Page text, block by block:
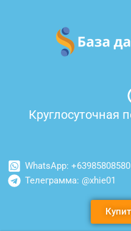
содержимому
Круглосуточная
WhatsApp:
Телеграмма: @xhie01